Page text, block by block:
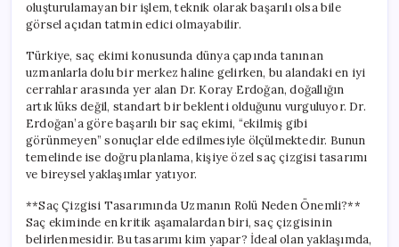
oluşturulamayan bir işlem, teknik olarak başarılı olsa bile
görsel açıdan tatmin edici olmayabilir.
Türkiye, saç ekimi konusunda dünya çapında tanınan
uzmanlarla dolu bir merkez haline gelirken, bu alandaki en iyi
cerrahlar arasında yer alan Dr. Koray Erdoğan, doğallığın
artık lüks değil, standart bir beklenti olduğunu vurguluyor. Dr.
Erdoğan’a göre başarılı bir saç ekimi, “ekilmiş gibi
görünmeyen” sonuçlar elde edilmesiyle ölçülmektedir. Bunun
temelinde ise doğru planlama, kişiye özel saç çizgisi tasarımı
ve bireysel yaklaşımlar yatıyor.
**Saç Çizgisi Tasarımında Uzmanın Rolü Neden Önemli?**
Saç ekiminde en kritik aşamalardan biri, saç çizgisinin
belirlenmesidir. Bu tasarımı kim yapar? İdeal olan yaklaşımda,